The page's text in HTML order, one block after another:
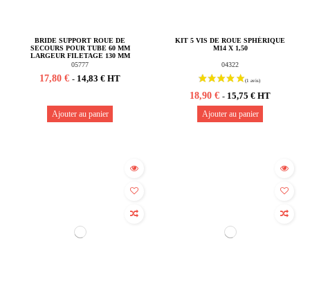
BRIDE SUPPORT ROUE DE
SECOURS POUR TUBE 60 MM
LARGEUR FILETAGE 130 MM
05777
17,80 € - 14,83 € HT
Ajouter au panier
KIT 5 VIS DE ROUE SPHÉRIQUE
M14 X 1,50
04322
18,90 € - 15,75 € HT
Ajouter au panier